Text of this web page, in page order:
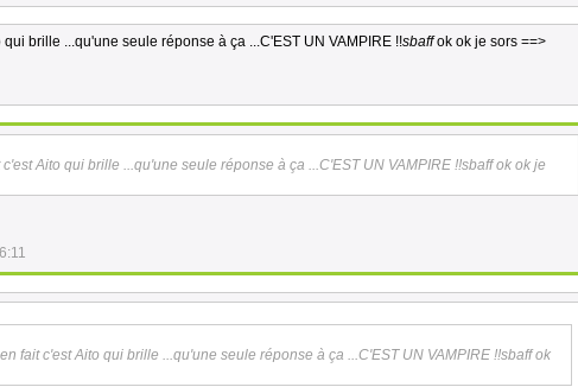
brille ...qu'une seule réponse à ça ...C'EST UN VAMPIRE !!sbaffok ok je sors ==>
Aito qui brille ...qu'une seule réponse à ça ...C'EST UN VAMPIRE !!sbaffok ok je
fait c'est Aito qui brille ...qu'une seule réponse à ça ...C'EST UN VAMPIRE !!sbaffok